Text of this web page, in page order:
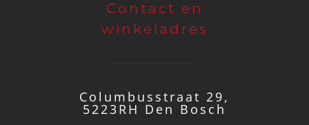
Contact en
winkeladres
Columbusstraat 29,
5223RH Den Bosch